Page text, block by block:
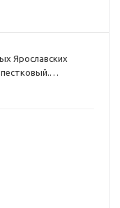
Ярославских
- Россия.